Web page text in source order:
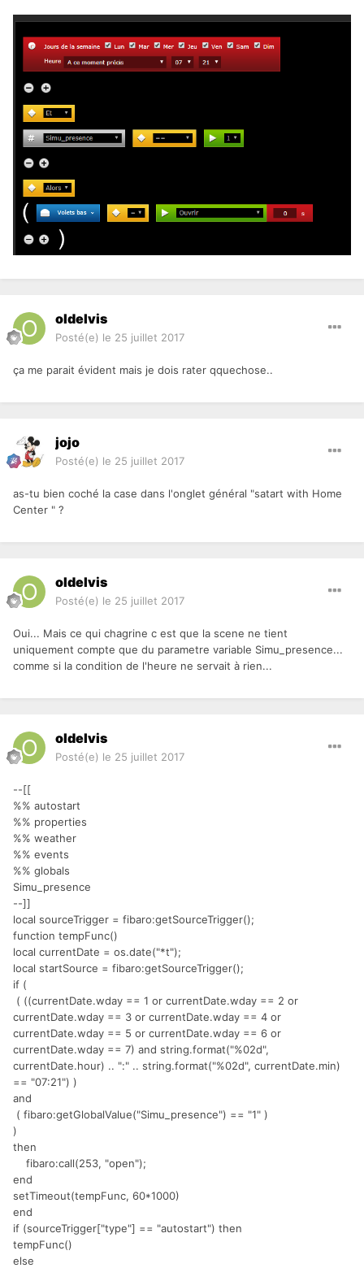
oldelvis
Posté(e) le 25 juillet 2017
ça me parait évident mais je dois rater qquechose..
jojo
Posté(e) le 25 juillet 2017
as-tu bien coché la case dans l'onglet général "satart with Home
Center " ?
oldelvis
Posté(e) le 25 juillet 2017
Oui... Mais ce qui chagrine c est que la scene ne tient
uniquement compte que du parametre variable Simu_presence...
comme si la condition de l'heure ne servait à rien...
oldelvis
Posté(e) le 25 juillet 2017
--[[
%% autostart
%% properties
%% weather
%% events
%% globals
Simu_presence
--]]
local sourceTrigger = fibaro:getSourceTrigger();
function tempFunc()
local currentDate = os.date("*t");
local startSource = fibaro:getSourceTrigger();
if (
( ((currentDate.wday == 1 or currentDate.wday == 2 or
currentDate.wday == 3 or currentDate.wday == 4 or
currentDate.wday == 5 or currentDate.wday == 6 or
currentDate.wday == 7) and string.format("%02d",
currentDate.hour) .. ":" .. string.format("%02d", currentDate.min)
== "07:21") )
and
( fibaro:getGlobalValue("Simu_presence") == "1" )
)
then
fibaro:call(253, "open");
end
setTimeout(tempFunc, 60*1000)
end
if (sourceTrigger["type"] == "autostart") then
tempFunc()
else